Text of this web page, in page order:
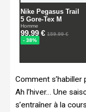
Comment s’habiller
Ah l’hiver… Une
s’entraîner à la